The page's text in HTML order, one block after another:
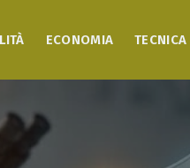
ECONOMIA TECNICA